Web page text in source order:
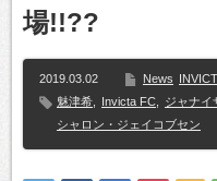
場!!??
2019.03.02 News
魅津希
Invicta FC ジャナイ
シャロン・ジェイコブセン